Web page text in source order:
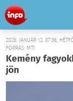
2026. JANUÁR 12. 07:36,
FORRÁS: MTI
Kemény
jön